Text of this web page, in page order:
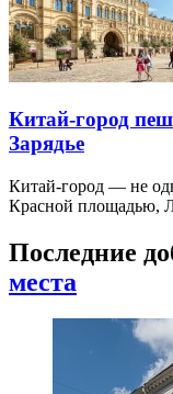
Китай-город
Зарядье
Китай-город — не
Красной площадью,
Последние
места